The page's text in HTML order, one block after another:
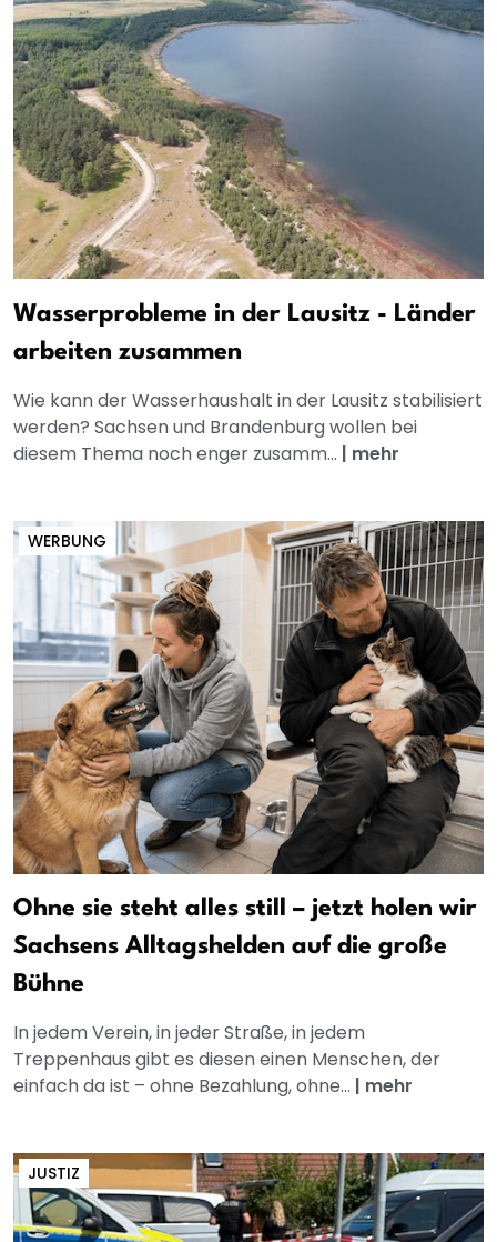
Wasserprobleme in der Lausitz - Länder
arbeiten zusammen
Wie kann der Wasserhaushalt in der Lausitz stabilisiert
werden? Sachsen und Brandenburg wollen bei
diesem Thema noch enger zusamm... | mehr
WERBUNG
Ohne sie steht alles still – jetzt holen wir
Sachsens Alltagshelden auf die große
Bühne
In jedem Verein, in jeder Straße, in jedem
Treppenhaus gibt es diesen einen Menschen, der
einfach da ist – ohne Bezahlung, ohne... | mehr
JUSTIZ